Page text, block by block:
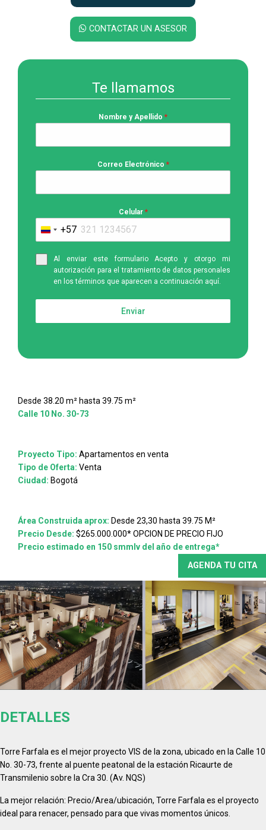
CONTACTAR UN ASESOR
Te llamamos
Nombre y Apellido *
Correo Electrónico *
Celular *
Colombia
+57
+57
Al enviar este formulario Acepto y otorgo mi
autorización para el tratamiento de datos personales
en los términos que aparecen a continuación aquí.
Enviar
Desde 38.20 m² hasta 39.75 m²
Calle 10 No. 30-73
Proyecto Tipo: Apartamentos en venta
Tipo de Oferta: Venta
Ciudad: Bogotá
Área Construida aprox: Desde 23,30 hasta 39.75 M²
Precio Desde: $265.000.000* OPCION DE PRECIO FIJO
Precio estimado en 150 smmlv del año de entrega*
DETALLES
Torre Farfala es el mejor proyecto VIS de la zona, ubicado en la Calle 10
No. 30-73, frente al puente peatonal de la estación Ricaurte de
Transmilenio sobre la Cra 30. (Av. NQS)
La mejor relación: Precio/Area/ubicación, Torre Farfala es el proyecto
ideal para renacer, pensado para que vivas momentos únicos.
AGENDA TU CITA